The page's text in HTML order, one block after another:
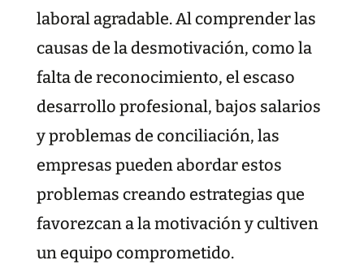
laboral agradable. Al comprender las
causas de la desmotivación, como la
falta de reconocimiento, el escaso
desarrollo profesional, bajos salarios
y problemas de conciliación, las
empresas pueden abordar estos
problemas creando estrategias que
favorezcan a la motivación y cultiven
un equipo comprometido.